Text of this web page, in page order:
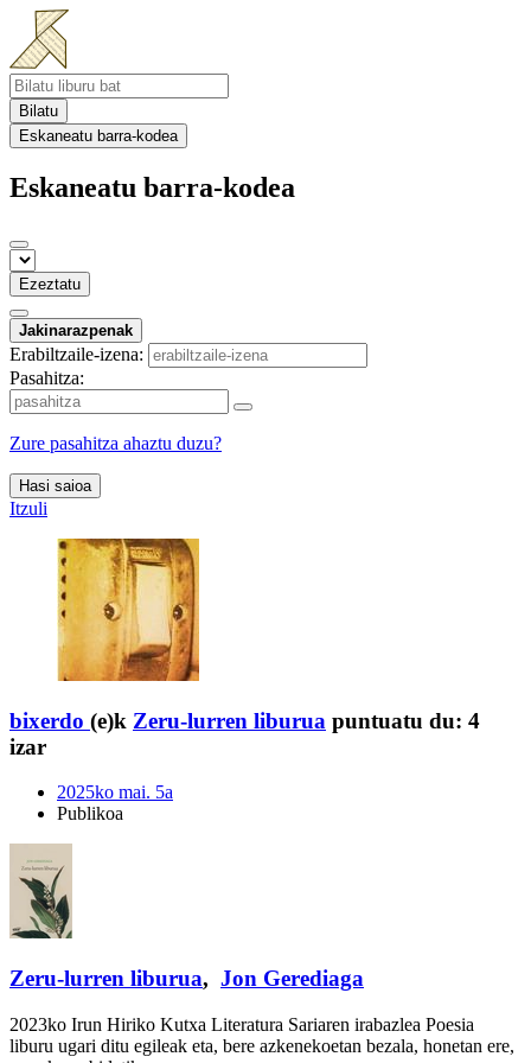
Bilatu
Eskaneatu barra-kodea
Eskaneatu barra-kodea
Ezeztatu
Jakinarazpenak
Erabiltzaile-izena:
Pasahitza:
Zure pasahitza ahaztu duzu?
Hasi saioa
Itzuli
bixerdo (e)k Zeru-lurren liburua puntuatu du: 4
izar
2025ko mai. 5a
Publikoa
Zeru-lurren liburua, Jon Gerediaga
2023ko Irun Hiriko Kutxa Literatura Sariaren irabazlea Poesia
liburu ugari ditu egileak eta, bere azkenekoetan bezala, honetan ere,